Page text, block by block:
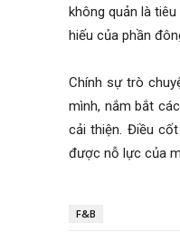
không quản là
hiếu của phần
Chính sự trò
mình, nắm bắt
cải thiện. Điều
được nỗ lực của
F&B